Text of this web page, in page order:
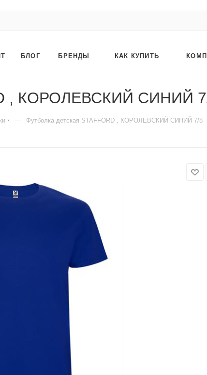
БЛОГ БРЕНДЫ КАК КУПИТЬ
, КОРОЛЕВСКИЙ СИНИЙ
— Футболка детская STAFFORD , КОРОЛЕВСКИЙ СИНИЙ 7/8